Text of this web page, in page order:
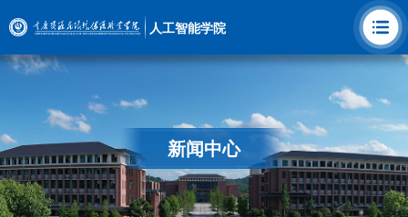
人工智能学院
新闻中心